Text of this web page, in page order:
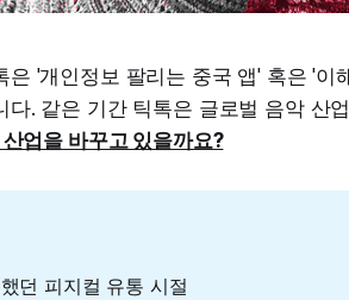
은 '개인정보 팔리는 중국 앱' 혹은 '이
다. 같은 기간 틱톡은 글로벌 음악 산
업을 바꾸고 있을까요?
던 피지컬 유통 시절